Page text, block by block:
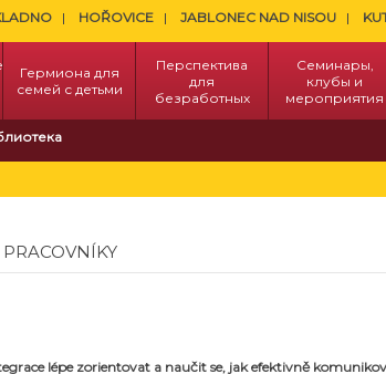
HOŘOVICE JABLONEC NAD NISOU
Гермиона для
семей с детьми
Перспектива
для
безработных
Семинары,
клубы и
мероприятия
lépe zorientovat a naučit se, jak efektivně